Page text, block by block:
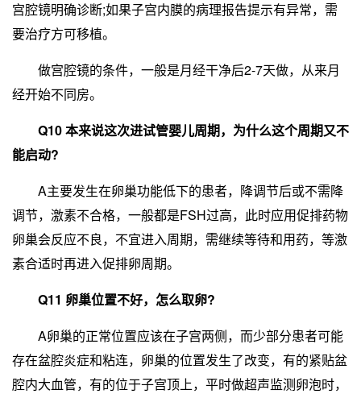
宫腔镜明确诊断;如果子宫内膜的病理报告提示有异常，需
要治疗方可移植。
做宫腔镜的条件，一般是月经干净后2-7天做，从来月
经开始不同房。
Q10 本来说这次进试管婴儿周期，为什么这个周期又不
能启动?
A主要发生在卵巢功能低下的患者，降调节后或不需降
调节，激素不合格，一般都是FSH过高，此时应用促排药物
卵巢会反应不良，不宜进入周期，需继续等待和用药，等激
素合适时再进入促排卵周期。
Q11 卵巢位置不好，怎么取卵?
A卵巢的正常位置应该在子宫两侧，而少部分患者可能
存在盆腔炎症和粘连，卵巢的位置发生了改变，有的紧贴盆
腔内大血管，有的位于子宫顶上，平时做超声监测卵泡时，